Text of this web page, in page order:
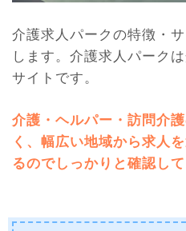
介護求人パークの特徴・
します。介護求人パーク
サイトです。
介護・ヘルパー・訪問介
く、幅広い地域から求人
るのでしっかりと確認して